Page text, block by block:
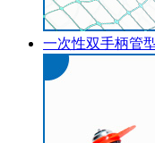
一次性双手柄管